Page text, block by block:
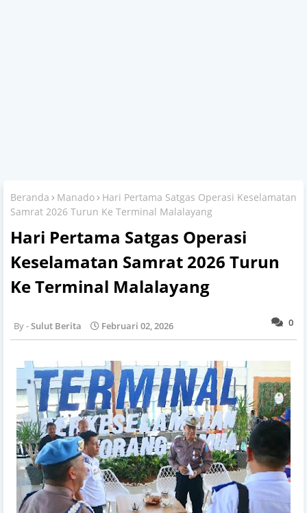
Beranda Manado
Hari Pertama ​Satgas Operasi Keselamatan
Samrat 2026 Turun Ke Terminal Malalayang
Hari Pertama ​Satgas Operasi
Keselamatan Samrat 2026 Turun
Ke Terminal Malalayang
0
Sulut Berita Februari 02, 2026